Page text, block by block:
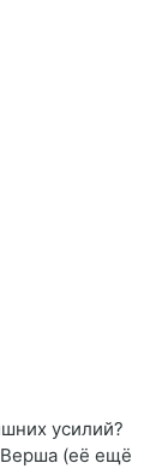
усилий?
Верша (её ещё